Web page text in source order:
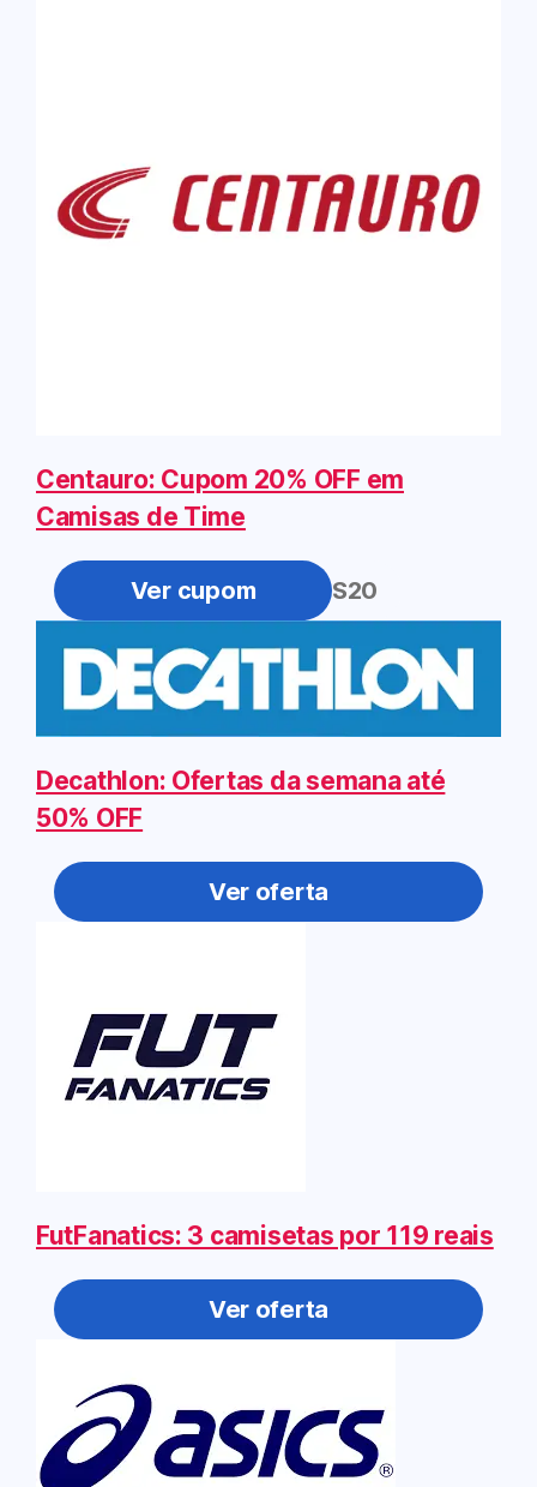
Centauro: Cupom 20% OFF em
Camisas de Time
MANTOS20
Decathlon: Ofertas da semana até
50% OFF
Ver oferta
FutFanatics: 3 camisetas por 119 reais
Ver oferta